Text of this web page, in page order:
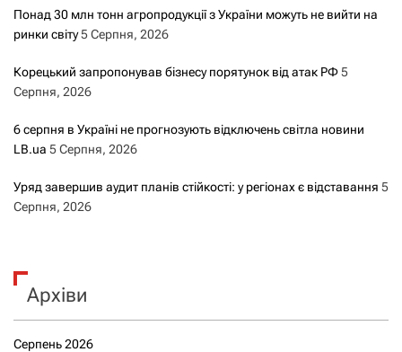
Понад 30 млн тонн агропродукції з України можуть не вийти на
ринки світу5 Серпня, 2026
Корецький запропонував бізнесу порятунок від атак РФ5
Серпня, 2026
6 серпня в Україні не прогнозують відключень світла новини
LB.ua 5 Серпня, 2026
Уряд завершив аудит планів стійкості: у регіонах є відставання 5
Серпня, 2026
Архіви
Серпень 2026